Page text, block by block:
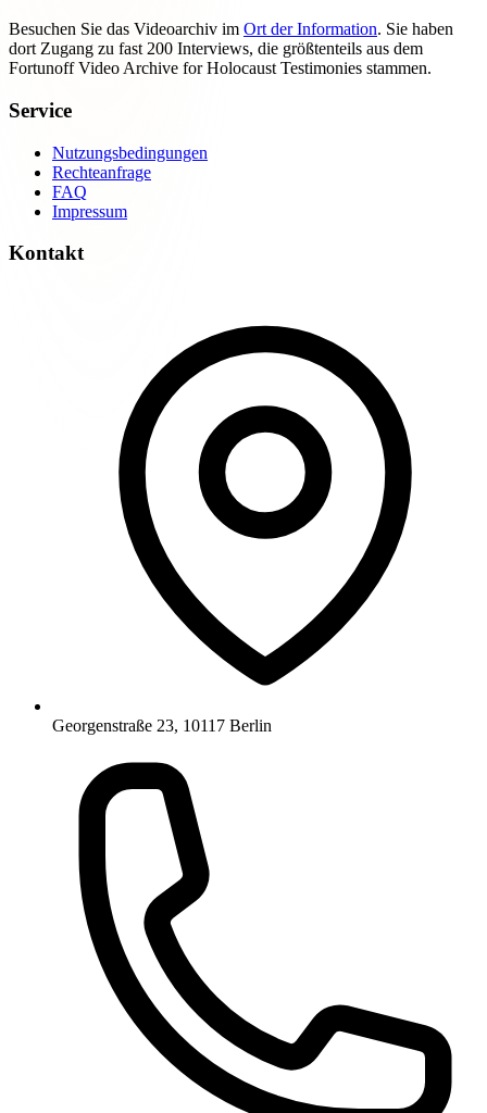
Besuchen Sie das Videoarchiv im Ort der Information. Sie haben
dort Zugang zu fast 200 Interviews, die größtenteils aus dem
Fortunoff Video Archive for Holocaust Testimonies stammen.
Service
Nutzungsbedingungen
Rechteanfrage
FAQ
Impressum
Kontakt
Georgenstraße 23, 10117 Berlin